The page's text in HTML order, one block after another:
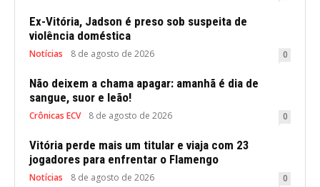
Ex-Vitória, Jadson é preso sob suspeita de
violência doméstica
Notícias 8 de agosto de 2026 0
Não deixem a chama apagar: amanhã é dia de
sangue, suor e leão!
Crônicas ECV 8 de agosto de 2026 0
Vitória perde mais um titular e viaja com 23
jogadores para enfrentar o Flamengo
Notícias 8 de agosto de 2026 0